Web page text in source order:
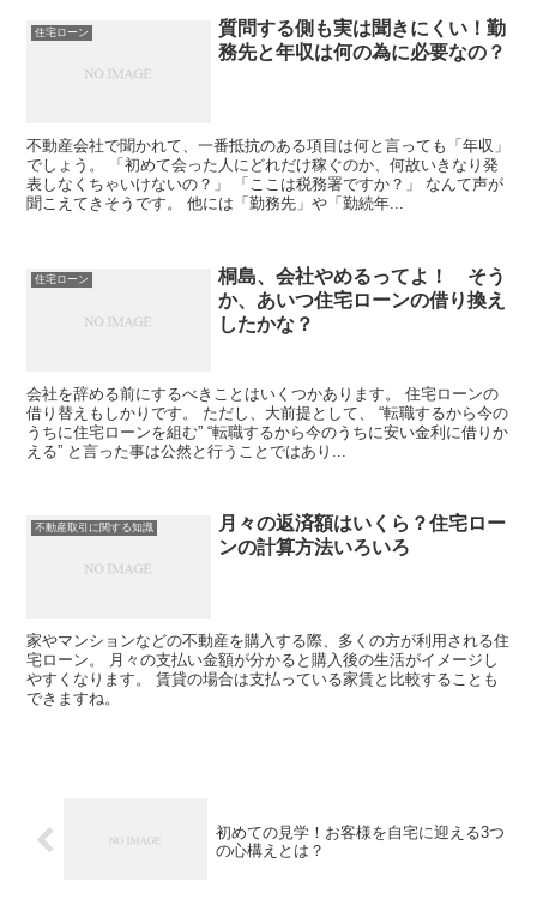
住宅ローン
質問する側も実は聞きにくい！勤
務先と年収は何の為に必要なの？
不動産会社で聞かれて、一番抵抗のある項目は何と言っても「年収」
でしょう。 「初めて会った人にどれだけ稼ぐのか、何故いきなり発
表しなくちゃいけないの？」 「ここは税務署ですか？」 なんて声が
聞こえてきそうです。 他には「勤務先」や「勤続年...
住宅ローン
桐島、会社やめるってよ！ そう
か、あいつ住宅ローンの借り換え
したかな？
会社を辞める前にするべきことはいくつかあります。 住宅ローンの
借り替えもしかりです。 ただし、大前提として、 “転職するから今の
うちに住宅ローンを組む” “転職するから今のうちに安い金利に借りか
える” と言った事は公然と行うことではあり...
不動産取引に関する知識
月々の返済額はいくら？住宅ロー
ンの計算方法いろいろ
家やマンションなどの不動産を購入する際、多くの方が利用される住
宅ローン。 月々の支払い金額が分かると購入後の生活がイメージし
やすくなります。 賃貸の場合は支払っている家賃と比較することも
できますね。
初めての見学！お客様を自宅に迎える3つ
の心構えとは？